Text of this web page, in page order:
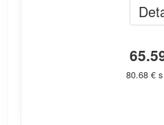
80.68 €